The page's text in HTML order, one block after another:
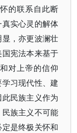
的联系自此断
实心灵的解体
，亦更波澜壮
宪法本来基于
对上帝的信仰
学习现代性、建
民族主义作为
族主义不可能
是终极关怀和